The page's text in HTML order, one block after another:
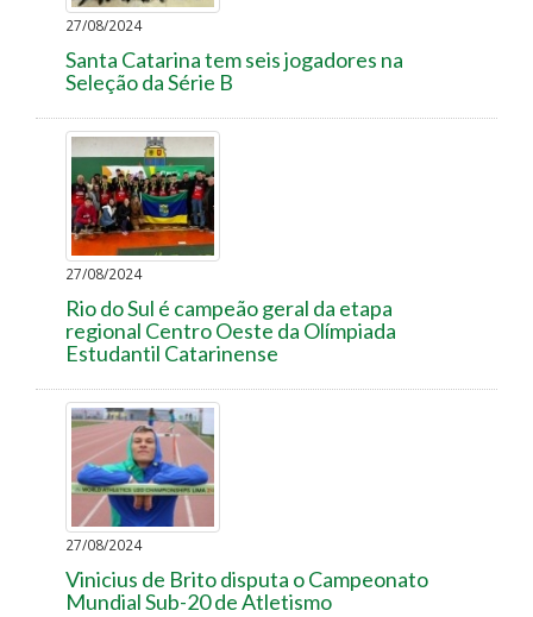
27/08/2024
Santa Catarina tem seis jogadores na
Seleção da Série B
27/08/2024
Rio do Sul é campeão geral da etapa
regional Centro Oeste da Olímpiada
Estudantil Catarinense
27/08/2024
Vinicius de Brito disputa o Campeonato
Mundial Sub-20 de Atletismo